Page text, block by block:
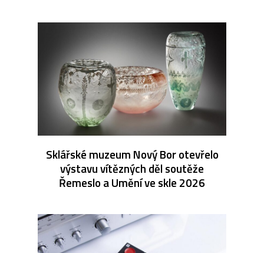
Sklářské muzeum Nový Bor otevřelo
výstavu vítězných děl soutěže
Řemeslo a Umění ve skle 2026